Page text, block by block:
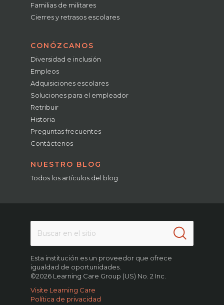
Familias de militares
Cierres y retrasos escolares
CONÓZCANOS
Diversidad e inclusión
Empleos
Adquisiciones escolares
Soluciones para el empleador
Retribuir
Historia
Preguntas frecuentes
Contáctenos
NUESTRO BLOG
Todos los artículos del blog
Esta institución es un proveedor que ofrece
igualdad de oportunidades.
©2026 Learning Care Group (US) No. 2 Inc.
Visite Learning Care
Política de privacidad